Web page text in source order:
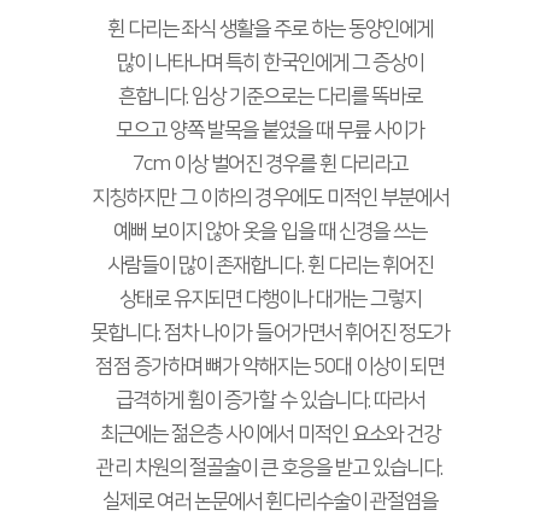
휜 다리는 좌식 생활을 주로 하는 동양인에게
많이 나타나며 특히 한국인에게 그 증상이
흔합니다. 임상 기준으로는 다리를 똑바로
모으고 양쪽 발목을 붙였을 때 무릎 사이가
7cm 이상 벌어진 경우를 휜 다리라고
지칭하지만 그 이하의 경우에도 미적인 부분에서
예뻐 보이지 않아 옷을 입을 때 신경을 쓰는
사람들이 많이 존재합니다. 휜 다리는 휘어진
상태로 유지되면 다행이나 대개는 그렇지
못합니다. 점차 나이가 들어가면서 휘어진 정도가
점점 증가하며 뼈가 약해지는 50대 이상이 되면
급격하게 휨이 증가할 수 있습니다. 따라서
최근에는 젊은층 사이에서 미적인 요소와 건강
관리 차원의 절골술이 큰 호응을 받고 있습니다.
실제로 여러 논문에서 휜다리수술이 관절염을